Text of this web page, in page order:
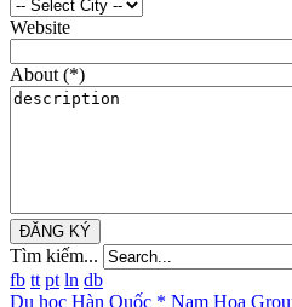
Website
About (*)
ĐĂNG KÝ
Tìm kiếm...
fb tt pt ln db
Du học Hàn Quốc * Nam Hoa